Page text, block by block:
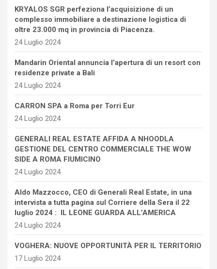
KRYALOS SGR perfeziona l’acquisizione di un
complesso immobiliare a destinazione logistica di
oltre 23.000 mq in provincia di Piacenza.
24 Luglio 2024
Mandarin Oriental annuncia l’apertura di un resort con
residenze private a Bali
24 Luglio 2024
CARRON SPA a Roma per Torri Eur
24 Luglio 2024
GENERALI REAL ESTATE AFFIDA A NHOODLA
GESTIONE DEL CENTRO COMMERCIALE THE WOW
SIDE A ROMA FIUMICINO
24 Luglio 2024
Aldo Mazzocco, CEO di Generali Real Estate, in una
intervista a tutta pagina sul Corriere della Sera il 22
luglio 2024 : IL LEONE GUARDA ALL’AMERICA
24 Luglio 2024
VOGHERA: NUOVE OPPORTUNITÀ PER IL TERRITORIO
17 Luglio 2024